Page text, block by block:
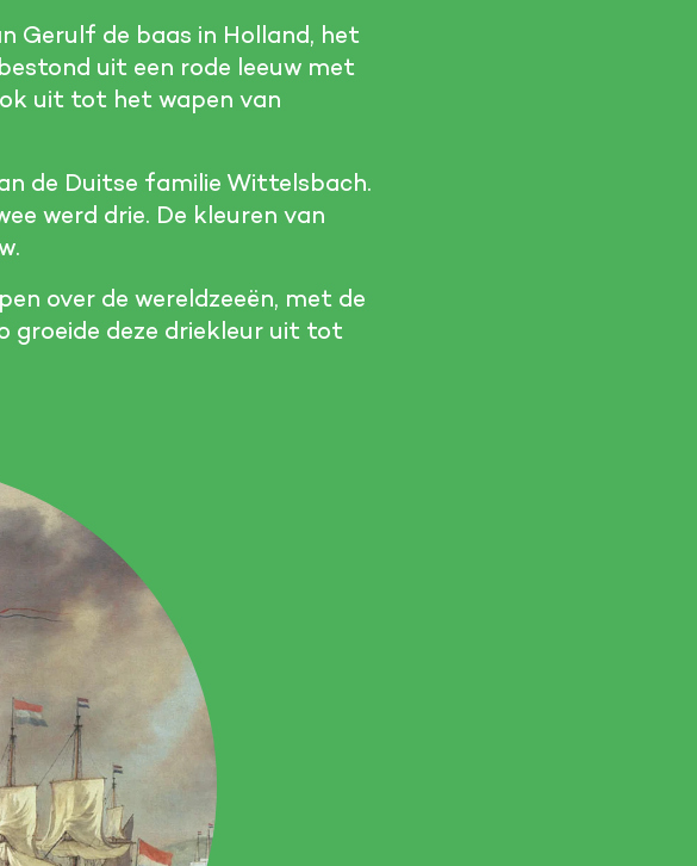
Gerulf de baas in Holland, het
uit een rode leeuw met
uit tot het wapen van
de Duitse familie Wittelsbach.
werd drie. De kleuren van
over de wereldzeeën, met de
groeide deze driekleur uit tot